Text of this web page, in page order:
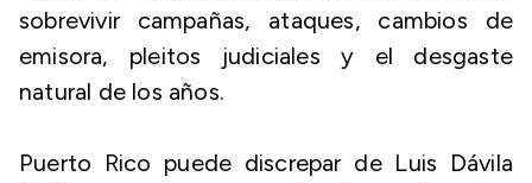
sobrevivir campañas, ataques, cambios de
emisora, pleitos judiciales y el desgaste
natural de los años.
Puerto Rico puede discrepar de Luis Dávila